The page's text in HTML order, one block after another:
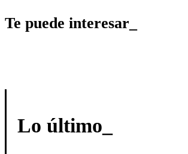
Te puede interesar_
Lo último_